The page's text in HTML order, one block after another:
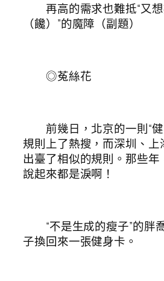
再高的需求也難抵“又想
（饞）”的魔障（副題）
◎菟絲花
前幾日，北京的一則“健
規則上了熱搜，而深圳、上
出臺了相似的規則。那些年
說起來都是淚啊！
“不是生成的瘦子”的胖
子換回來一張健身卡。